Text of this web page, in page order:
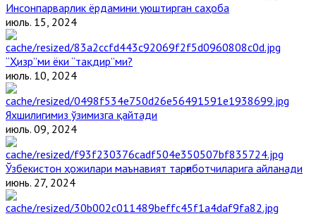
Инсонпарварлик ёрдамини уюштирган саҳоба
июль. 15, 2024
“Ҳизр”ми ёки “тақдир”ми?
июль. 10, 2024
Яхшилигимиз ўзимизга қайтади
июль. 09, 2024
Ўзбекистон ҳожилари маънавият тарғиботчиларига айланади
июнь. 27, 2024